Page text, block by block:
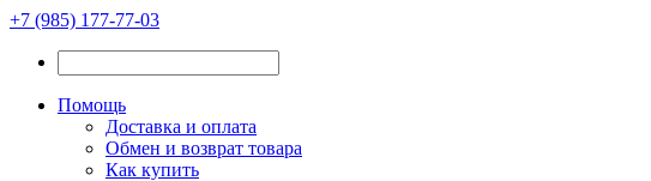
+7 (985) 177-77-03
Помощь
Доставка и оплата
Обмен и возврат товара
Как купить